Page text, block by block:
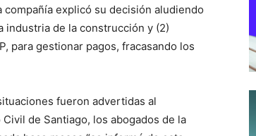
explicó su decisión aludiendo
industria de la construcción y (2)
para gestionar pagos, fracasando los
fueron advertidas al
de Santiago, los abogados de la